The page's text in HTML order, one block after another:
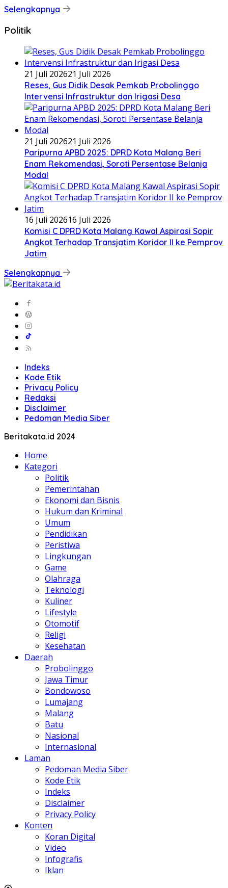
Selengkapnya
Politik
21 Juli 202621 Juli 2026
Reses, Gus Didik Desak Pemkab Probolinggo
Intervensi Infrastruktur dan Irigasi Desa
21 Juli 202621 Juli 2026
Paripurna APBD 2025: DPRD Kota Malang Beri
Enam Rekomendasi, Soroti Persentase Belanja
Modal
16 Juli 202616 Juli 2026
Komisi C DPRD Kota Malang Kawal Aspirasi Sopir
Angkot Terhadap Transjatim Koridor II ke Pemprov
Jatim
Selengkapnya
Indeks
Kode Etik
Privacy Policy
Redaksi
Disclaimer
Pedoman Media Siber
Beritakata.id 2024
Home
Kategori
Politik
Pemerintahan
Ekonomi dan Bisnis
Hukum dan Kriminal
Umum
Pendidikan
Peristiwa
Lingkungan
Game
Olahraga
Teknologi
Kuliner
Lifestyle
Otomotif
Religi
Kesehatan
Daerah
Probolinggo
Jawa Timur
Bondowoso
Lumajang
Malang
Batu
Nasional
Internasional
Laman
Pedoman Media Siber
Kode Etik
Indeks
Disclaimer
Privacy Policy
Konten
Koran Digital
Video
Infografis
Iklan